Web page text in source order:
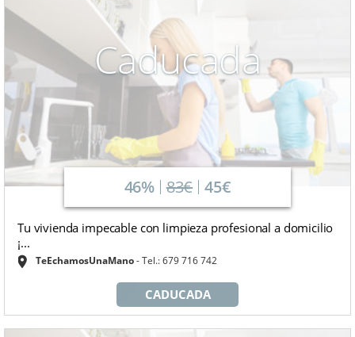
Caducada
46% 83€ 45€
Tu vivienda impecable con limpieza profesional a domicilio
¡...
TeEchamosUnaMano Tel.: 679 716 742
CADUCADA